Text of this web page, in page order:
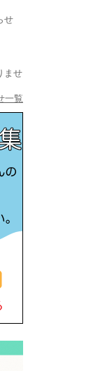
せ
ませ
一覧